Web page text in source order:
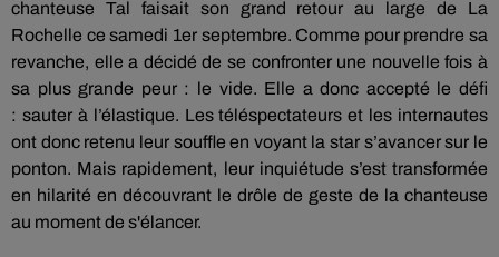
chanteuse Tal
faisait
son grand retour au large de La
Rochelle ce samedi 1er septembre. Comme pour prendre sa
revanche, elle a décidé de se confronter une nouvelle fois à
sa plus grande peur : le vide. Elle a donc accepté le défi
: sauter à l’élastique. Les téléspectateurs et les internautes
ont donc retenu leur souffle en voyant la star s’avancer sur le
ponton. Mais rapidement, leur inquiétude s’est transformée
en hilarité en découvrant le drôle de geste de la chanteuse
au moment de s'élancer.